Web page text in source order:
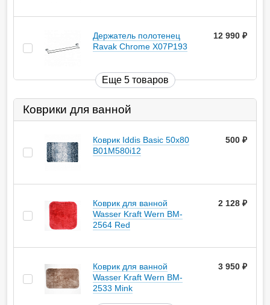
Держатель полотенец
Ravak Chrome X07P193
12 990
Еще 5 товаров
Коврики для ванной
Коврик Iddis Basic 50х80
B01M580i12
500
Коврик для ванной
Wasser Kraft Wern BM-
2564 Red
2 128
Коврик для ванной
Wasser Kraft Wern BM-
2533 Mink
3 950